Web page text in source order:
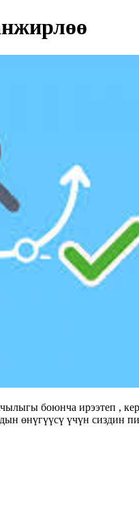
боюнча ирээтеп ,
өнүгүүсү үчүн сиздин